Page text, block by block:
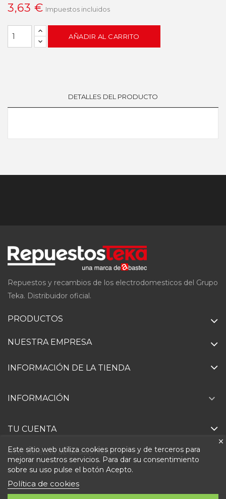
3,63 € Impuestos incluidos
AÑADIR AL CARRITO
DETALLES DEL PRODUCTO
Repuestos y recambios de los electrodomesticos del Grupo
Teka. Distribuidor oficial.
PRODUCTOS
NUESTRA EMPRESA
INFORMACIÓN DE LA TIENDA
Este sitio web utiliza cookies propias y de terceros para
mejorar nuestros servicios. Para dar su consentimiento
sobre su uso pulse el botón Acepto.
Política de cookies
INFORMACIÓN 
TU CUENTA
Ejercer derecho de desistimiento